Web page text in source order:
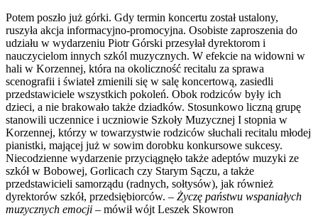
Potem poszło już górki. Gdy termin koncertu został ustalony,
ruszyła akcja informacyjno-promocyjna. Osobiste zaproszenia do
udziału w wydarzeniu Piotr Górski przesyłał dyrektorom i
nauczycielom innych szkól muzycznych. W efekcie na widowni w
hali w Korzennej, która na okoliczność recitalu za sprawa
scenografii i świateł zmienili się w salę koncertową, zasiedli
przedstawiciele wszystkich pokoleń. Obok rodziców były ich
dzieci, a nie brakowało także dziadków. Stosunkowo liczną grupę
stanowili uczennice i uczniowie Szkoły Muzycznej I stopnia w
Korzennej, którzy w towarzystwie rodziców słuchali recitalu młodej
pianistki, mającej już w sowim dorobku konkursowe sukcesy.
Niecodzienne wydarzenie przyciągnęło także adeptów muzyki ze
szkół w Bobowej, Gorlicach czy Starym Sączu, a także
przedstawicieli samorządu (radnych, sołtysów), jak również
dyrektorów szkół, przedsiębiorców. – Życzę państwu wspaniałych
muzycznych emocji – mówił wójt Leszek Skowron